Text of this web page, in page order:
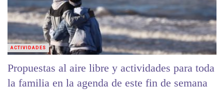
Propuestas al aire libre y actividades para toda
la familia en la agenda de este fin de semana
ACTIVIDADES